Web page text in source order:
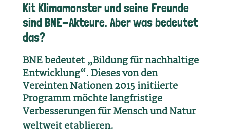
Kit Klimamonster und seine Freunde
sind BNE-Akteure. Aber was bedeutet
das?
BNE bedeutet „Bildung für nachhaltige
Entwicklung“. Dieses von den
Vereinten Nationen 2015 initiierte
Programm möchte langfristige
Verbesserungen für Mensch und Natur
weltweit etablieren.